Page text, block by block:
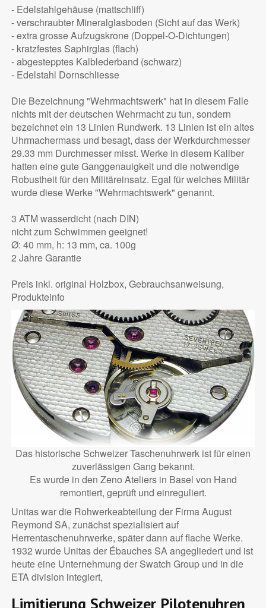
- Edelstahlgehäuse (mattschliff)
- verschraubter Mineralglasboden (Sicht auf das Werk)
- extra grosse Aufzugskrone (Doppel-O-Dichtungen)
- kratzfestes Saphirglas (flach)
- abgestepptes Kalblederband (schwarz)
- Edelstahl Dornschliesse
Die Bezeichnung "Wehrmachtswerk" hat in diesem Falle
nichts mit der deutschen Wehrmacht zu tun, sondern
bezeichnet ein 13 Linien Rundwerk. 13 Linien ist ein altes
Uhrmachermass und besagt, dass der Werkdurchmesser
29.33 mm Durchmesser misst. Werke in diesem Kaliber
hatten eine gute Ganggenauigkeit und die notwendige
Robustheit für den Militäreinsatz. Egal für welches Militär
wurde diese Werke "Wehrmachtswerk" genannt.
3 ATM wasserdicht (nach DIN)
nicht zum Schwimmen geeignet!
Ø: 40 mm, h: 13 mm, ca. 100g
2 Jahre Garantie
Preis inkl. original Holzbox, Gebrauchsanweisung,
Produkteinfo
Das historische Schweizer Taschenuhrwerk ist für einen
zuverlässigen Gang bekannt.
Es wurde in den Zeno Ateliers in Basel von Hand
remontiert, geprüft und einreguliert.
Unitas war die Rohwerkeabteilung der Firma August
Reymond SA, zunächst spezialisiert auf
Herrentaschenuhrwerke, später dann auf flache Werke.
1932 wurde Unitas der Ébauches SA angegliedert und ist
heute eine Unternehmung der Swatch Group und in die
ETA division integiert,
Limitierung Schweizer Pilotenuhren